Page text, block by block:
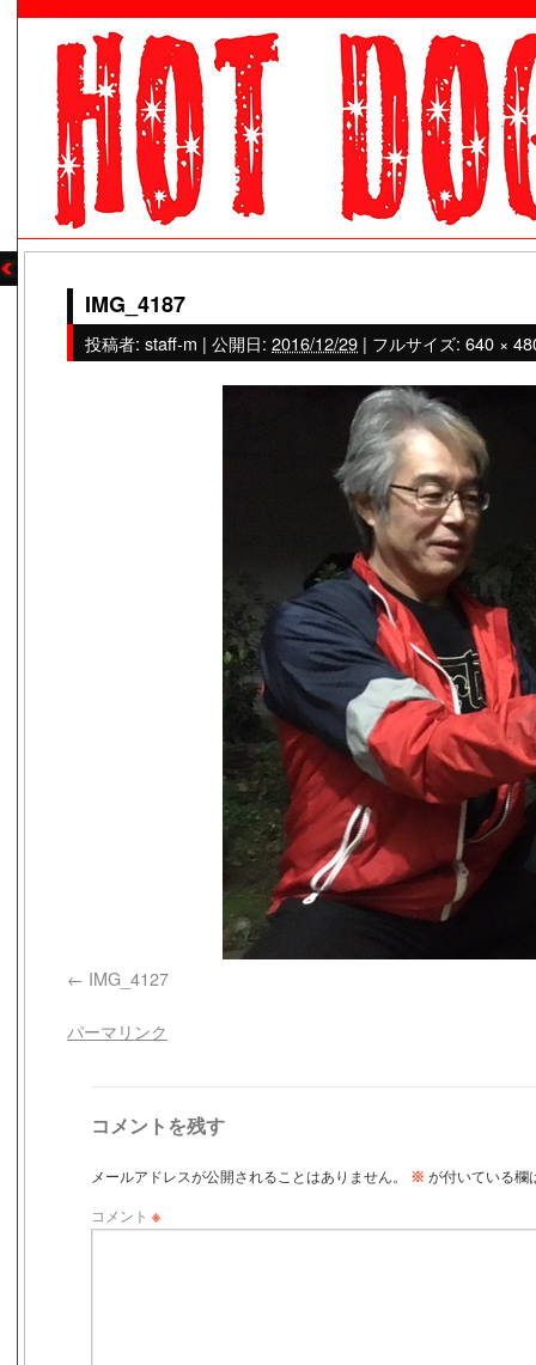
IMG_4187
投稿者: staff-m | 公開日: 2016/12/29 | フルサイズ: 640 ×
IMG_4127
パーマリンク
コメントを残す
メールアドレスが公開されることはありません。 ※ が付いている欄
コメント ※